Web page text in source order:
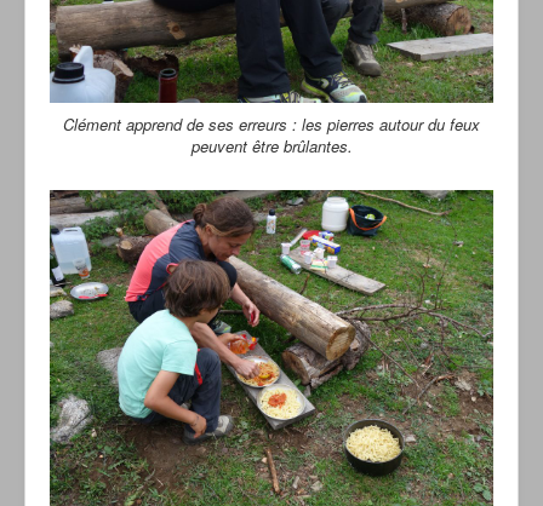
Clément apprend de ses erreurs : les pierres autour du feux
peuvent être brûlantes.